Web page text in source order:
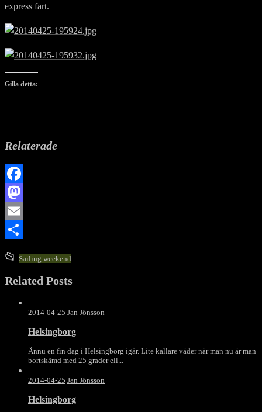
express fart.
Gilla detta:
Relaterade
Facebook
Mastodon
Email
📂 This
was
Sailing weekend
Related Posts
2014-04-25 Jan Jönsson
Helsingborg
Ännu en fin dag i Helsingborg igår. Lite kallare väder när man nu är man
bortskämd med 25 grader ell...
2014-04-25 Jan Jönsson
Helsingborg